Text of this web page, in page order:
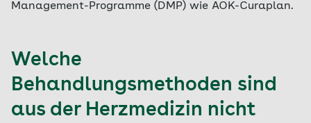
Management-Programme (DMP) wie AOK-Curaplan.
Welche
Behandlungsmethoden sind
aus der Herzmedizin nicht